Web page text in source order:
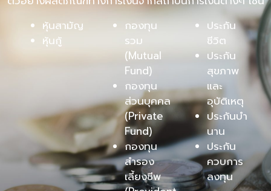
หุ้นสามัญ
หุ้นกู้
กองทุน
รวม
(Mutual
Fund)
กองทุน
ส่วนบุคคล
(Private
Fund)
กองทุน
สำรอง
เลี้ยงชีพ
ประกัน
ชีวิต
ประกัน
สุขภาพ
และ
อุบัติเหตุ
ประกันบำ
นาน
ประกัน
ควบการ
ลงทุน